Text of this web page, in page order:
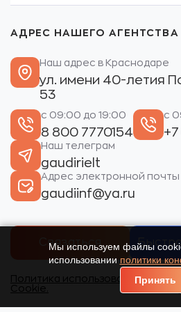
АДРЕС НАШЕГО АГЕНТСТВА
Наш адрес в Краснодаре
ул. имени 40-летия
53
с 09:00 до 19:00
8 800 7770154
с
Наш телеграм
gaudirielt
Адрес электронной почты
gaudiinf@ya.ru
Связаться
Политика использования
Cookie.
Мы используем файлы
использовании политики
Принять